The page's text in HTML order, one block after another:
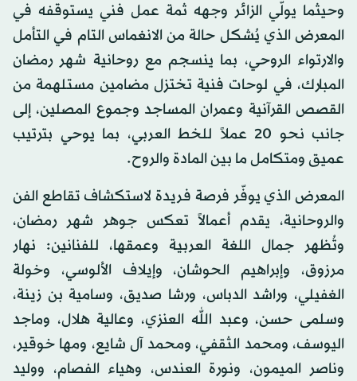
وحيثما يولّي الزائر وجهه ثمة عمل فني يستوقفه في
المعرض الذي يُشكل حالة من الانغماس التام في التأمل
والارتواء الروحي، بما ينسجم مع روحانية شهر رمضان
المبارك، في لوحات فنية تختزل مضامين مستلهمة من
القصص القرآنية وعمران المساجد وجموع المصلين، إلى
جانب نحو 20 عملاً للخط العربي، بما يوحي بترتيب
عميق ومتكامل ما بين المادة والروح.
المعرض الذي يوفّر فرصة فريدة لاستكشاف تقاطع الفن
والروحانية، يقدم أعمالاً تعكس جوهر شهر رمضان،
وتُظهر جمال اللغة العربية وعمقها، للفنانين: نهار
مرزوق، وإبراهيم الحوشان، وإيلاف الألوسي، وخولة
الغفيلي، وراشد الدباس، ورشا صديق، وسامية بن زينة،
وسلمى حسن، وعبد الله العنزي، وعالية هلال، وماجد
اليوسف، ومحمد الثقفي، ومحمد آل شايع، ومها خوقير،
وناصر الميمون، ونورة العندس، وهياء الفصام، ووليد